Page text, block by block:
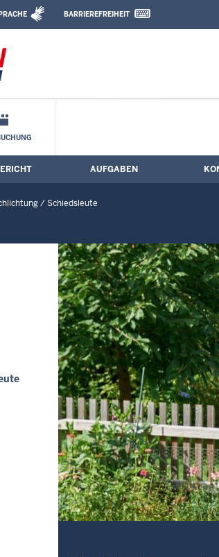
und
BARRIEREFREIHEIT
Suche
AUFGABEN
/ Schiedsleute